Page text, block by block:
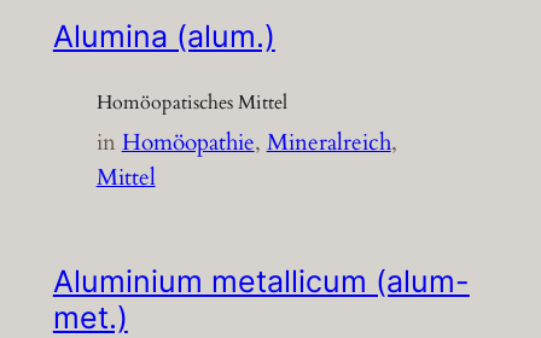
Alumina (alum.)
Homöopatisches Mittel
inHomöopathie, Mineralreich
Mittel
Aluminium metallicum (alum-
met.)